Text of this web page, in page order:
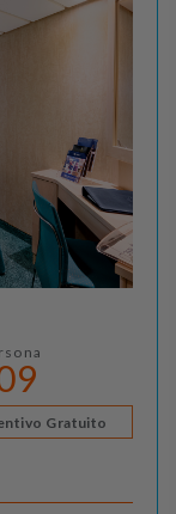
Gratuito